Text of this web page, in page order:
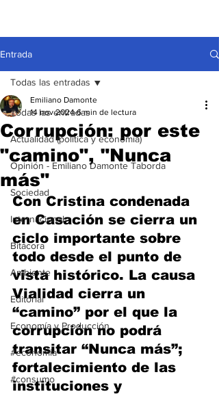
Entrada
Todas las entradas
Actualidad (política y economía)
Opinión - Emiliano Damonte Taborda
Sociedad
Internacional
Bitácora
Ambiente
Editorial
Economía y Producción
#economia
#consumo
Todas las entradas
Corrupción: por este
"camino", "Nunca
más"
Emiliano Damonte
14 nov 2024 6 min de lectura
Con Cristina condenada
en Casación se cierra un
ciclo importante sobre
todo desde el punto de
vista histórico. La causa
Vialidad cierra un
“camino” por el que la
corrupción no podrá
transitar “Nunca más”;
fortalecimiento de las
instituciones y